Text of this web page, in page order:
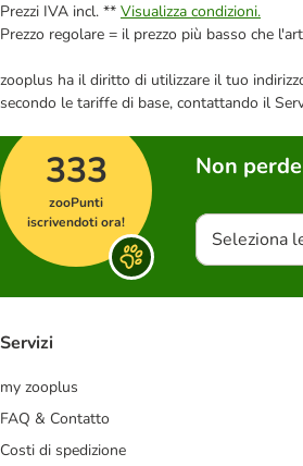
Prezzi IVA incl. ** Visualizza condizioni.
Prezzo regolare = il prezzo più basso che
zooplus ha il diritto di utilizzare il tuo
secondo le tariffe di base, contattando il
333
zooPunti
iscrivendoti ora!
Non
Seleziona
Servizi
my zooplus
FAQ & Contatto
Costi di spedizione